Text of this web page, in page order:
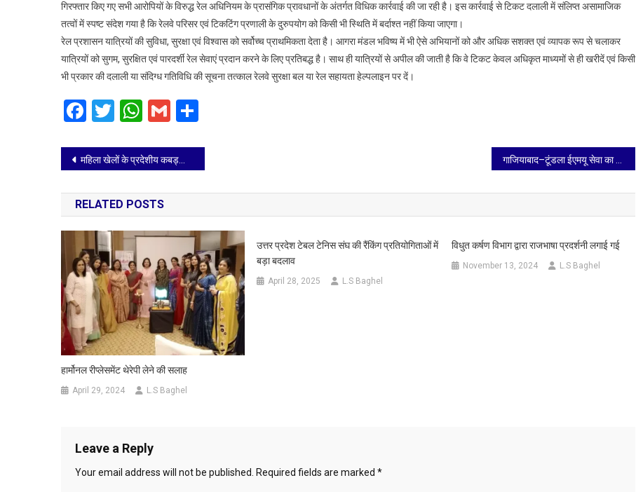
कार्रवाई
गिरफ्तार किए गए सभी आरोपियों के विरुद्ध रेल अधिनियम के प्रासंगिक प्रावधानों के अंतर्गत विधिक कार्रवाई की जा रही है। इस कार्रवाई से टिकट दलाली में संलिप्त असामाजिक
तत्वों में स्पष्ट संदेश गया है कि रेलवे परिसर एवं टिकटिंग प्रणाली के दुरुपयोग को किसी भी स्थिति में बर्दाश्त नहीं किया जाएगा।
रेल प्रशासन यात्रियों की सुविधा, सुरक्षा एवं विश्वास को सर्वोच्च प्राथमिकता देता है। आगरा मंडल भविष्य में भी ऐसे अभियानों को और अधिक सशक्त एवं व्यापक रूप से चलाकर
यात्रियों को सुगम, सुरक्षित एवं पारदर्शी रेल सेवाएं प्रदान करने के लिए प्रतिबद्ध है। साथ ही यात्रियों से अपील की जाती है कि वे टिकट केवल अधिकृत माध्यमों से ही खरीदें एवं किसी
भी प्रकार की दलाली या संदिग्ध गतिविधि की सूचना तत्काल रेलवे सुरक्षा बल या रेल सहायता हेल्पलाइन पर दें।
Facebook
Twitter
WhatsApp
Gmail
Post
navigation
महिला खेलों के प्रदेशीय कबड्डी और जिमनास्टिक प्रतियोगिता के ट्रायल आगरा में
RELATED POSTS
हार्मोनल रीप्लेसमेंट थेरेपी लेने की सलाह
April 29, 2024 L.S Baghel
उत्तर प्रदेश टेबल टेनिस संघ की रैंकिंग प्रतियोगिताओं में
बड़ा बदलाव
April 28, 2025 L.S Baghel
विधुत कर्षण विभाग द्वारा राजभाषा प्रदर्शनी लगाई गई
November 13, 2024 L.S Baghel
Leave a Reply
Your email address will not be published. Required fields are marked *